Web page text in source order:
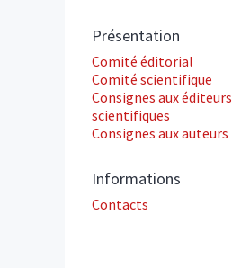
Présentation
Comité éditorial
Comité scientifique
Consignes aux éditeurs
scientifiques
Consignes aux auteurs
Informations
Contacts